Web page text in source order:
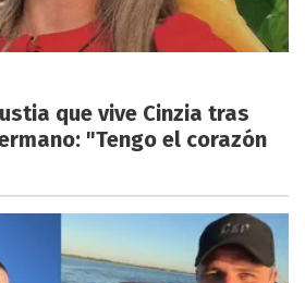
que vive Cinzia tras
"Tengo el corazón